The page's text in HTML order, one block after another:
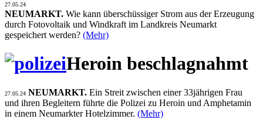
27.05.24
NEUMARKT. Wie kann überschüssiger Strom aus der Erzeugung
durch Fotovoltaik und Windkraft im Landkreis Neumarkt
gespeichert werden? (Mehr)
Heroin beschlagnahmt
27.05.24 NEUMARKT. Ein Streit zwischen einer 33jährigen Frau
und ihren Begleitern führte die Polizei zu Heroin und Amphetamin
in einem Neumarkter Hotelzimmer. (Mehr)